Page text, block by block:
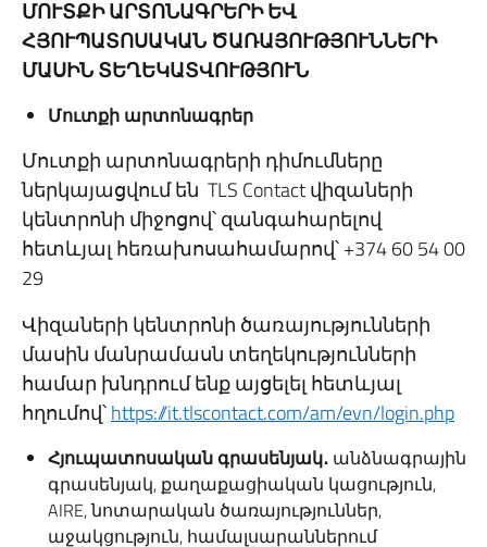
ՄՈՒՏՔԻ ԱՐՏՈՆԱԳՐԵՐԻ ԵՎ
ՀՅՈՒՊԱՏՈՍԱԿԱՆ ԾԱՌԱՅՈՒԹՅՈՒՆՆԵՐԻ
ՄԱՍԻՆ ՏԵՂԵԿԱՏՎՈՒԹՅՈՒՆ
Մուտքի արտոնագրեր
Մուտքի արտոնագրերի դիմումները
ներկայացվում են TLS Contact վիզաների
կենտրոնի միջոցով՝ զանգահարելով
հետևյալ հեռախոսահամարով՝ +374 60 54 00
29
Վիզաների կենտրոնի ծառայությունների
մասին մանրամասն տեղեկությունների
համար խնդրում ենք այցելել հետևյալ
հղումով՝https://it.tlscontact.com/am/evn/login.php
Հյուպատոսական գրասենյակ․ անձնագրային
գրասենյակ, քաղաքացիական կացություն,
AIRE, նոտարական ծառայություններ,
աջակցություն, համալսարաններում